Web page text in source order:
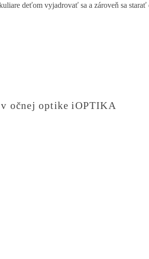
deťom vyjadrovať sa a zároveň sa starať
očnej optike iOPTIKA